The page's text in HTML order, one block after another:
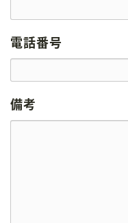
電話番号
備考